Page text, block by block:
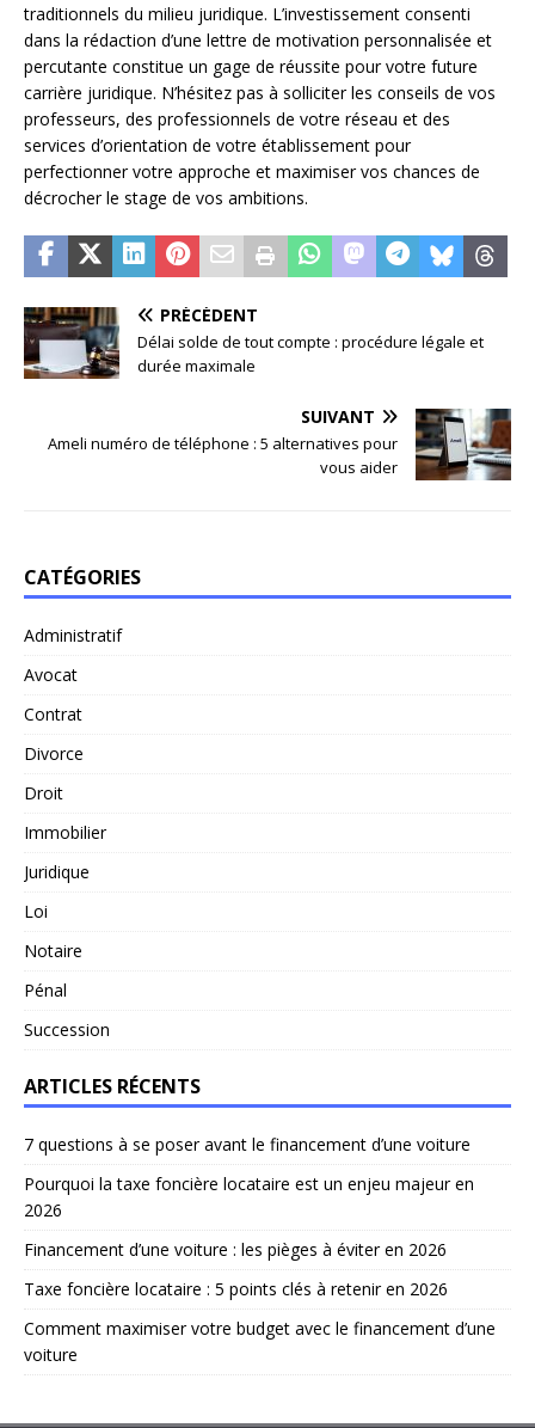
traditionnels du milieu juridique. L’investissement consenti
dans la rédaction d’une lettre de motivation personnalisée et
percutante constitue un gage de réussite pour votre future
carrière juridique. N’hésitez pas à solliciter les conseils de vos
professeurs, des professionnels de votre réseau et des
services d’orientation de votre établissement pour
perfectionner votre approche et maximiser vos chances de
décrocher le stage de vos ambitions.
PRÉCÉDENT
Délai solde de tout compte : procédure légale et
durée maximale
SUIVANT
Ameli numéro de téléphone : 5 alternatives pour
vous aider
CATÉGORIES
Administratif
Avocat
Contrat
Divorce
Droit
Immobilier
Juridique
Loi
Notaire
Pénal
Succession
ARTICLES RÉCENTS
7 questions à se poser avant le financement d’une voiture
Pourquoi la taxe foncière locataire est un enjeu majeur en
2026
Financement d’une voiture : les pièges à éviter en 2026
Taxe foncière locataire : 5 points clés à retenir en 2026
Comment maximiser votre budget avec le financement d’une
voiture